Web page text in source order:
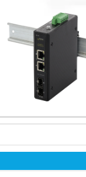
PORTI POE